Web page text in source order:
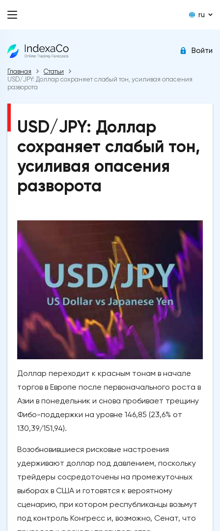
ru
Войти
Главная
Статьи
USD/JPY: Доллар сохраняет слабый тон, усиливая опасения
разворота
USD/JPY: Доллар
сохраняет слабый тон,
усиливая опасения
разворота
Доллар переходит к красным тонам в начале
торгов в Европе после первоначального роста в
Азии в понедельник и снова пробивает трещину
Фибо-поддержки на уровне 146,85 (23,6% от
130,39/151,94).
Возобновившиеся рисковые настроения
удерживают доллар под давлением, поскольку
трейдеры сосредоточены на промежуточных
выборах в США и готовятся к вероятному
сценарию, при котором республиканцы возьмут
под контроль Конгресс и, возможно, Сенат, что